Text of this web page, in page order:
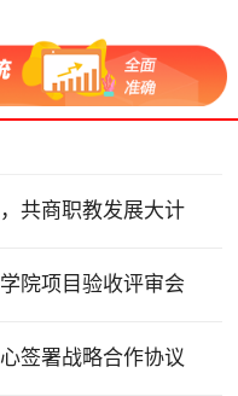
共商职教发展大计
院项目验收评审会
签署战略合作协议